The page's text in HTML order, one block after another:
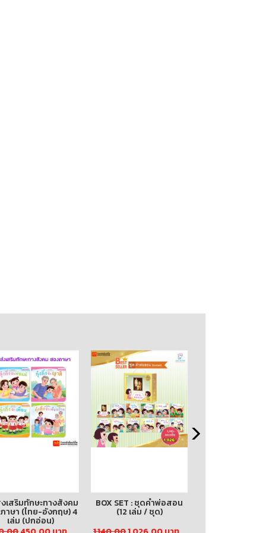
เสริมทักษะทางสังคม
าษา (ไทย-อังกฤษ) 4
เล่ม (ปกอ่อน)
BOX SET : ชุดคำพ่อสอน
(12 เล่ม / ชุด)